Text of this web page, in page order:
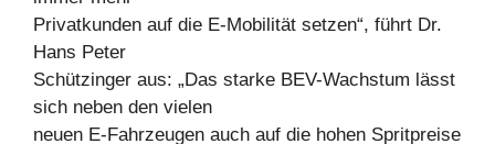
Privatkunden auf die E-Mobilität setzen“, führt Dr.
Hans Peter
Schützinger aus: „Das starke BEV-Wachstum lässt
sich neben den vielen
neuen E-Fahrzeugen auch auf die hohen Spritpreise